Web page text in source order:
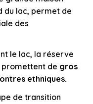
du lac, permet de
des
le lac, la réserve
promettent de gros
ethniques.
de transition